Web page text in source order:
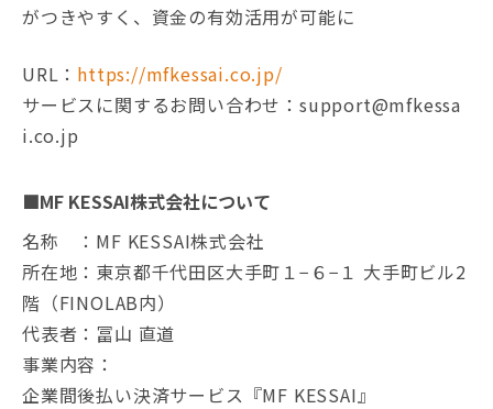
がつきやすく、資金の有効活用が可能に
URL： https://mfkessai.co.jp/
サービスに関するお問い合わせ：support@mfkessa
i.co.jp
■MF KESSAI株式会社について
名称 ：MF KESSAI株式会社
所在地：東京都千代田区大手町１−６−１ 大手町ビル2
階（FINOLAB内）
代表者：冨山 直道
事業内容：
企業間後払い決済サービス『MF KESSAI』